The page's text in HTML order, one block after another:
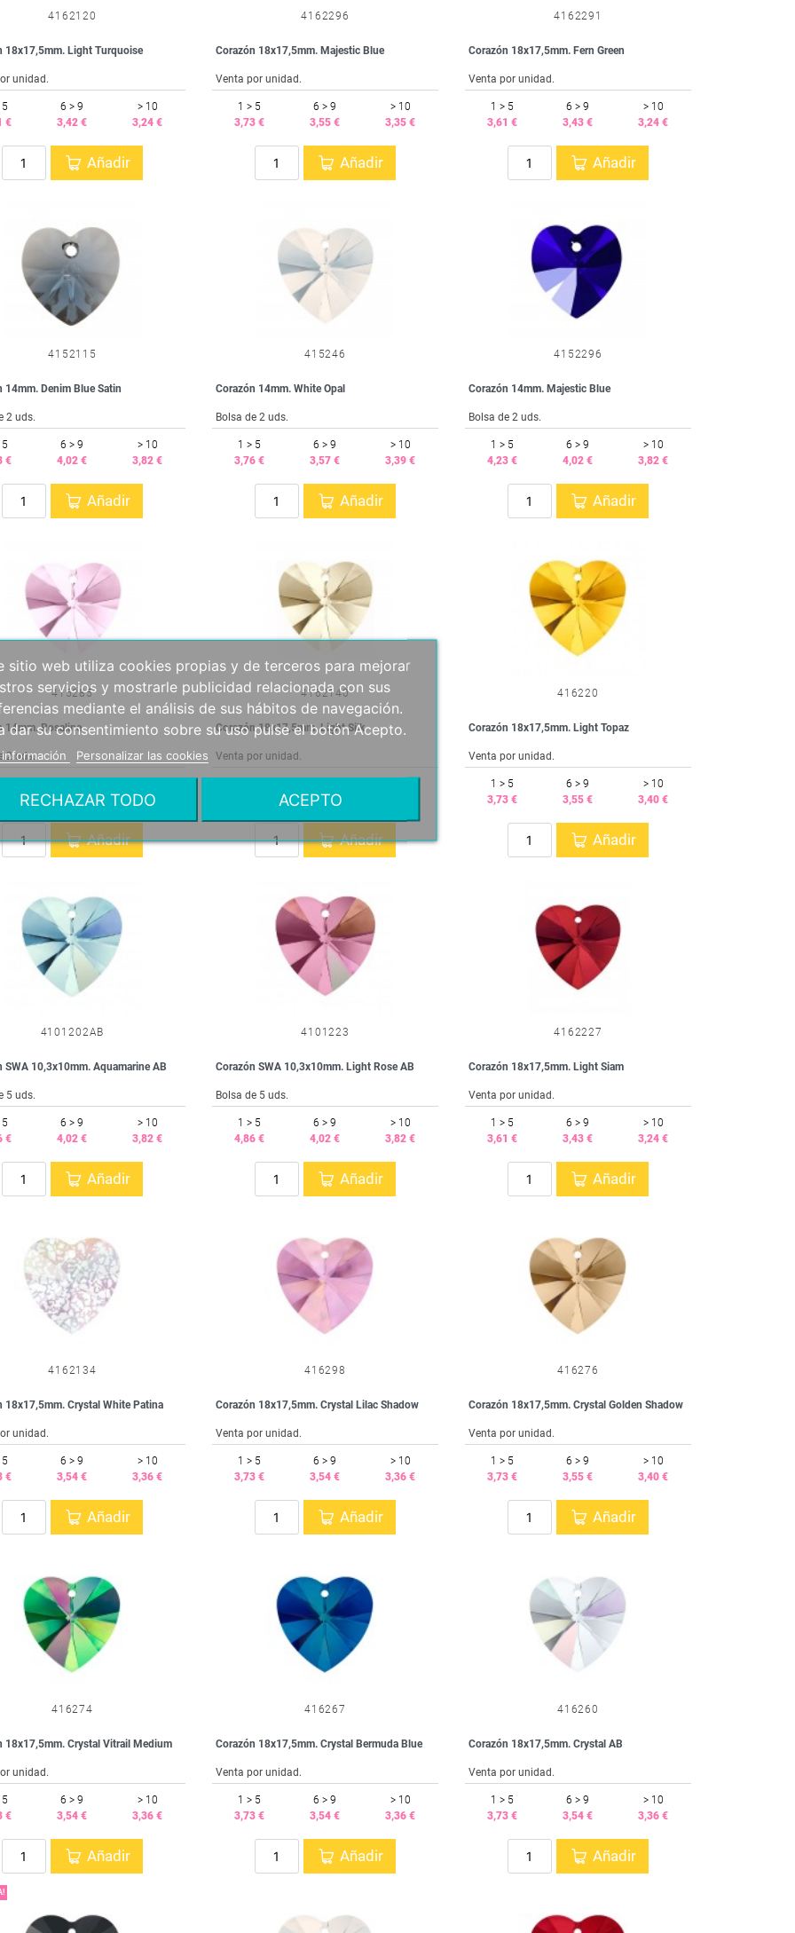
4162120
18x17,5mm. Light Turquoise
unidad.
5
€
6 > 9
3,42 €
> 10
3,24 €
Añadir
4162296
Corazón 18x17,5mm. Majestic Blue
Venta por unidad.
1 > 5
3,73 €
6 > 9
3,55 €
> 10
3,35 €
Añadir
4162291
Corazón 18x17,5mm. Fern Green
Venta por unidad.
1 > 5
3,61 €
6 > 9
3,43 €
> 10
3,24 €
Añadir
4152115
14mm. Denim Blue Satin
2 uds.
5
€
6 > 9
4,02 €
> 10
3,82 €
Añadir
415246
Corazón 14mm. White Opal
Bolsa de 2 uds.
1 > 5
3,76 €
6 > 9
3,57 €
> 10
3,39 €
Añadir
4152296
Corazón 14mm. Majestic Blue
Bolsa de 2 uds.
1 > 5
4,23 €
6 > 9
4,02 €
> 10
3,82 €
Añadir
415285
14mm. Rosaline
2 uds.
3,57 €
3,39 €
Añadir
4162140
Corazón 18x17,5mm. Light Silk
Venta por unidad.
3,54 €
Añadir
416220
Corazón 18x17,5mm. Light Topaz
Venta por unidad.
1 > 5
3,73 €
6 > 9
3,55 €
> 10
3,40 €
Añadir
4101202AB
SWA 10,3x10mm. Aquamarine AB
5 uds.
5
€
6 > 9
4,02 €
> 10
3,82 €
Añadir
4101223
Corazón SWA 10,3x10mm. Light Rose AB
Bolsa de 5 uds.
1 > 5
4,86 €
6 > 9
4,02 €
> 10
3,82 €
Añadir
4162227
Corazón 18x17,5mm. Light Siam
Venta por unidad.
1 > 5
3,61 €
6 > 9
3,43 €
> 10
3,24 €
Añadir
4162134
18x17,5mm. Crystal White Patina
unidad.
5
€
6 > 9
3,54 €
> 10
3,36 €
Añadir
416298
Corazón 18x17,5mm. Crystal Lilac Shadow
Venta por unidad.
1 > 5
3,73 €
6 > 9
3,54 €
> 10
3,36 €
Añadir
416276
Corazón 18x17,5mm. Crystal Golden Shadow
Venta por unidad.
1 > 5
3,73 €
6 > 9
3,55 €
> 10
3,40 €
Añadir
416274
18x17,5mm. Crystal Vitrail Medium
unidad.
5
€
6 > 9
3,54 €
> 10
3,36 €
Añadir
416267
Corazón 18x17,5mm. Crystal Bermuda Blue
Venta por unidad.
1 > 5
3,73 €
6 > 9
3,54 €
> 10
3,36 €
Añadir
416260
Corazón 18x17,5mm. Crystal AB
Venta por unidad.
1 > 5
3,73 €
6 > 9
3,54 €
> 10
3,36 €
Añadir
sitio web utiliza cookies propias y de terceros para mejorar
servicios y mostrarle publicidad relacionada con sus
mediante el análisis de sus hábitos de navegación.
dar su consentimiento sobre su uso pulse el botón Acepto.
Personalizar las cookies
RECHAZAR TODO ACEPTO